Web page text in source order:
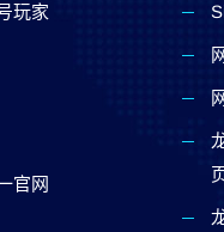
玩家
官网